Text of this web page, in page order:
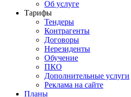
Об услуге
Тарифы
Тендеры
Контрагенты
Договоры
Нерезиденты
Обучение
ПКО
Дополнительные услуги
Реклама на сайте
Планы